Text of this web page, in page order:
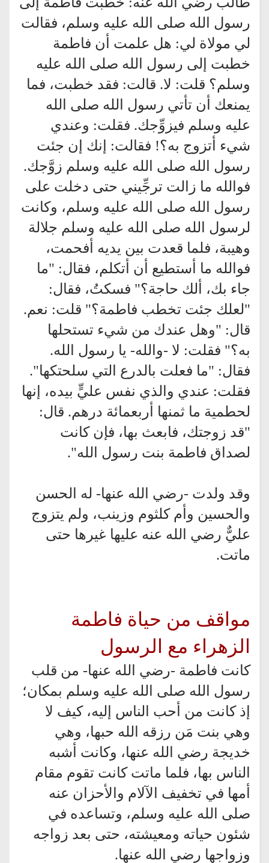
رسول الله صلى الله عليه وسلم، فقالت
لي مولاة لي: هل علمت أن فاطمة
خطبت إلى رسول الله صلى الله عليه
وسلم؟ قلت: لا. قالت: فقد خطبت، فما
يمنعك أن تأتي رسول الله صلى الله
عليه وسلم فيزوِّجك. فقلت: وعندي
شيء أتزوج به؟! فقالت: إنك إن جئت
رسول الله صلى الله عليه وسلم زوَّجك.
فوالله ما زالت ترجِّيني حتى دخلت على
رسول الله صلى الله عليه وسلم، وكانت
لرسول الله صلى الله عليه وسلم جلالة
وهيبة، فلما قعدت بين يديه أفحمت،
فوالله ما أستطيع أن أتكلم، فقال: "ما
جاء بك، ألك حاجة؟" فسكتُ، فقال:
"لعلك جئت تخطب فاطمة؟" قلت: نعم.
قال: "وهل عندك من شيء تستحلها
به؟" فقلت: لا -والله- يا رسول الله.
فقال: "ما فعلت بالدرع التي سلحتكها".
فقلت: عندي والذي نفس عليٍّ بيده، إنها
لحطمية ما ثمنها أربعمائة درهم. قال:
"قد زوجتك، فابعث بها، فإن كانت
لصداق فاطمة بنت رسول الله".
وقد ولدت -رضي الله عنها- له الحسن
والحسين وأم كلثوم وزينب، ولم يتزوج
عليٌّ رضي الله عنه عليها غيرها حتى
ماتت.
مواقف من حياة فاطمة
الزهراء مع الرسول
كانت فاطمة -رضي الله عنها- من قلب
رسول الله صلى الله عليه وسلم بمكان؛
إذ كانت من أحب الناس إليه، كيف لا
وهي بنت مَن رزقه الله حبها، وهي
خديجة رضي الله عنها، وكانت أشبه
الناس بها، فلما ماتت كانت تقوم مقام
أمها في تخفيف الآلام والأحزان عنه
صلى الله عليه وسلم، وتساعده في
شئون حياته ومعيشته، حتى بعد زواجه
وزواجها رضي الله عنها.